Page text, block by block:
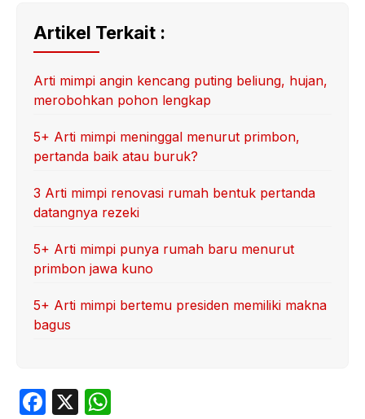
Artikel Terkait :
Arti mimpi angin kencang puting beliung, hujan,
merobohkan pohon lengkap
5+ Arti mimpi meninggal menurut primbon,
pertanda baik atau buruk?
3 Arti mimpi renovasi rumah bentuk pertanda
datangnya rezeki
5+ Arti mimpi punya rumah baru menurut
primbon jawa kuno
5+ Arti mimpi bertemu presiden memiliki makna
bagus
F
X